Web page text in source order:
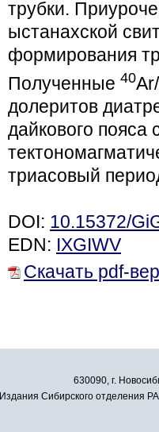
трубки.
ыстанахской
формирования
Полученные 40Ar/
долеритов
дайкового пояса
триасовый
DOI: 10.15372/
EDN: IXGIWV
Скачать pdf-
630090, г.
Издания Сибирского отделения